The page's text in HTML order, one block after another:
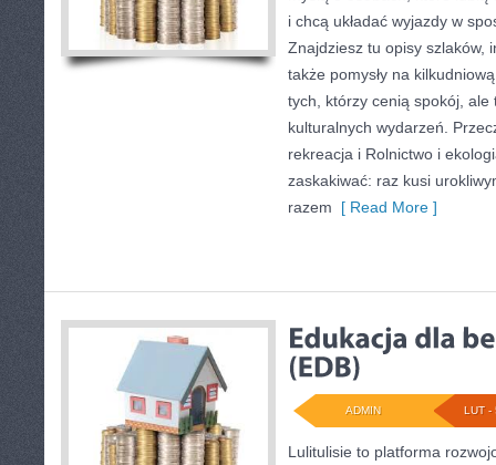
i chcą układać wyjazdy w
Znajdziesz tu opisy szlaków,
także pomysły na
tych, którzy cenią spokój, ale
kulturalnych wydarzeń.
rekreacja i Rolnictwo i
zaskakiwać: raz kusi
razem [ Read More ]
LUT -
ADMIN
Lulitulisie to platforma